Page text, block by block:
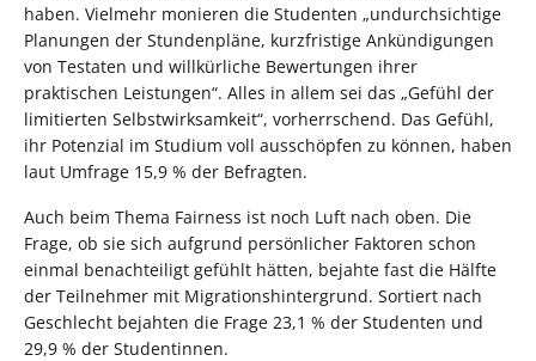
haben. Vielmehr monieren die Studenten „undurchsichtige
Planungen der Stundenpläne, kurzfristige Ankündigungen
von Testaten und willkürliche Bewertungen ihrer
praktischen Leistungen“. Alles in allem sei das „Gefühl der
limitierten Selbstwirksamkeit“, vorherrschend. Das Gefühl,
ihr Potenzial im Studium voll ausschöpfen zu können, haben
laut Umfrage 15,9 % der Befragten.
Auch beim Thema Fairness ist noch Luft nach oben. Die
Frage, ob sie sich aufgrund persönlicher Faktoren schon
einmal benachteiligt gefühlt hätten, bejahte fast die Hälfte
der Teilnehmer mit Migrationshintergrund. Sortiert nach
Geschlecht bejahten die Frage 23,1 % der Studenten und
29,9 % der Studentinnen.